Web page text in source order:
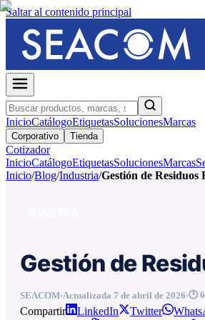
Saltar al contenido principal
InicioCatálogoEtiquetasSolucionesMarcas
Corporativo Tienda
Cotizador
InicioCatálogoEtiquetasSolucionesMarcas
Inicio/Blog/Industria/Gestión de
Gestión de
SEACOM Actualizada 7 de abril de 2026 🕐 6
Compartir LinkedIn Twitter